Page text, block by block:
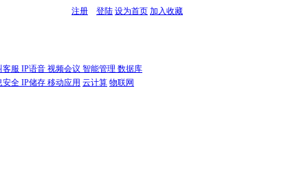
注册 登陆 设为首页 加入收藏
客服 IP语音 视频会议 智能管理 数据库
安全 IP储存 移动应用 云计算 物联网